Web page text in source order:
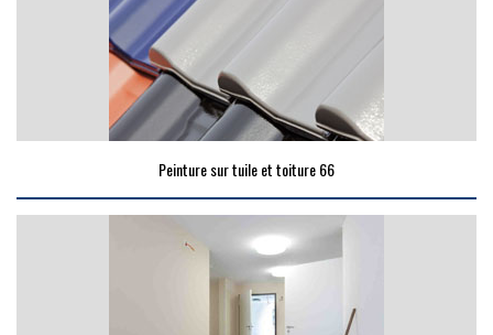
Peinture sur tuile et toiture 66